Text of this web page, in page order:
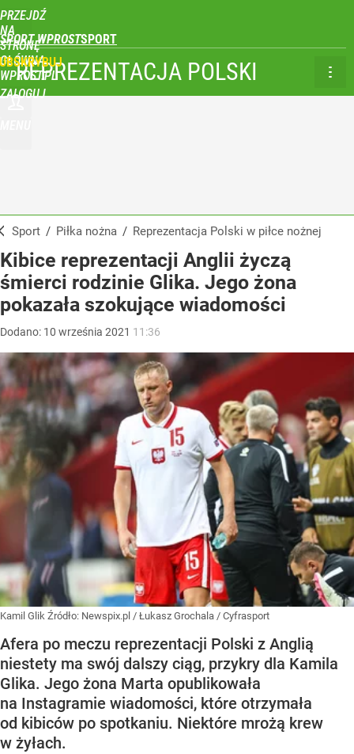
PRZEJDŹ
NA
STRONĘ
GŁÓWNĄ
WPROST.PL
SPORT WPROST
ZALOGUJ
REPREZENTACJA POLSKI
Sport / Piłka nożna / Reprezentacja Polski w piłce nożnej
Kibice reprezentacji Anglii życzą
śmierci rodzinie Glika. Jego żona
pokazała szokujące wiadomości
Dodano: 10 września 2021 11:36
Kamil Glik Źródło: Newspix.pl / Łukasz Grochala / Cyfrasport
Afera po meczu reprezentacji Polski z Anglią
niestety ma swój dalszy ciąg, przykry dla Kamila
Glika. Jego żona Marta opublikowała
na Instagramie wiadomości, które otrzymała
od kibiców po spotkaniu. Niektóre mrożą krew
w żyłach.